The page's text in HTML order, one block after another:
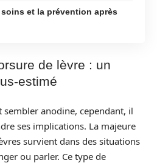
et la prévention après
de lèvre : un
estimé
anodine, cependant, il
ses implications. La majeure
survient dans des situations
ou parler. Ce type de